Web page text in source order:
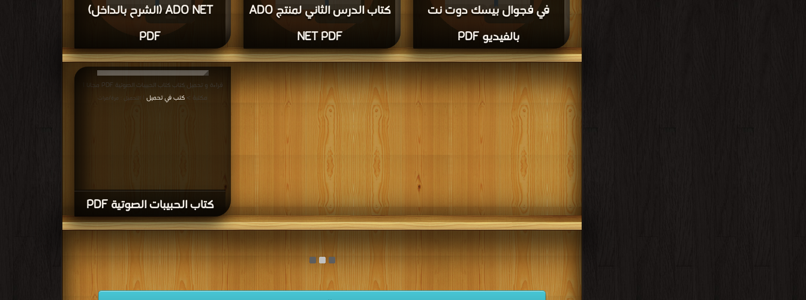
ADO NET (الشرح بالداخل)
PDF
قراءة و تحميل كتاب كتاب الدرس الخامس لمنتج ADO NET
(الشرح بالداخل) PDF مجانا | مكتبة >
كتب في تحميل
التحميل : مرة/مرات
كتاب الدرس الثاني لمنتج ADO
NET PDF
قراءة و تحميل كتاب كتاب الدرس الثاني لمنتج ADO NET PDF
مجانا | مكتبة > كتب في تحميل
في فجوال بيسك دوت نت
بالفيديو PDF
قراءة و تحميل كتاب كتاب تعلم إنشاء قواعد البيانات في
فجوال بيسك دوت نت بالفيديو PDF مجانا | مكتبة >
كتب
في تحميل
كتاب الحبيبات الصوتية PDF
قراءة و تحميل كتاب كتاب الحبيبات الصوتية PDF مجانا |
مكتبة > كتب في تحميل | التحميل : مرة/مرات